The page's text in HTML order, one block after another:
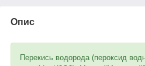
Опис
Перекись водорода (пероксид